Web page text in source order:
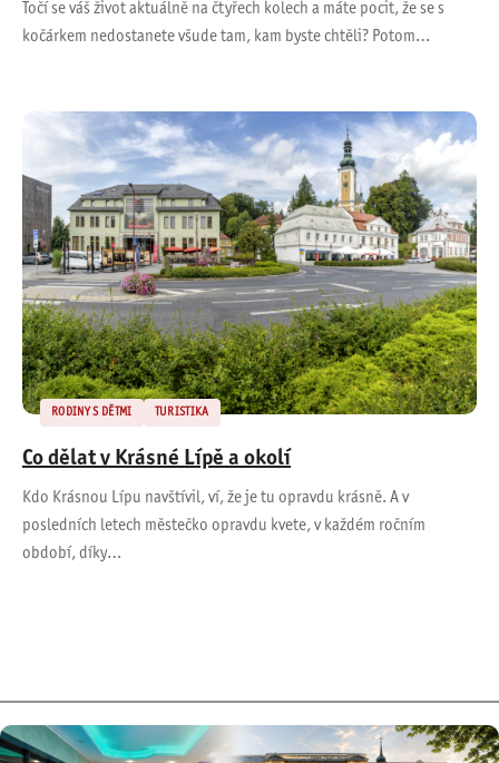
Točí se váš život aktuálně na čtyřech kolech a máte pocit, že se s
kočárkem nedostanete všude tam, kam byste chtěli? Potom…
RODINY S DĚTMI TURISTIKA
Co dělat v Krásné Lípě a okolí
Kdo Krásnou Lípu navštívil, ví, že je tu opravdu krásně. A v
posledních letech městečko opravdu kvete, v každém ročním
období, díky…